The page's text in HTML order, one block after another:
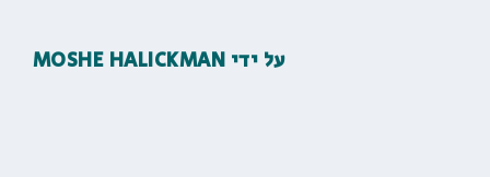
על ידי MOSHE HALICKMAN